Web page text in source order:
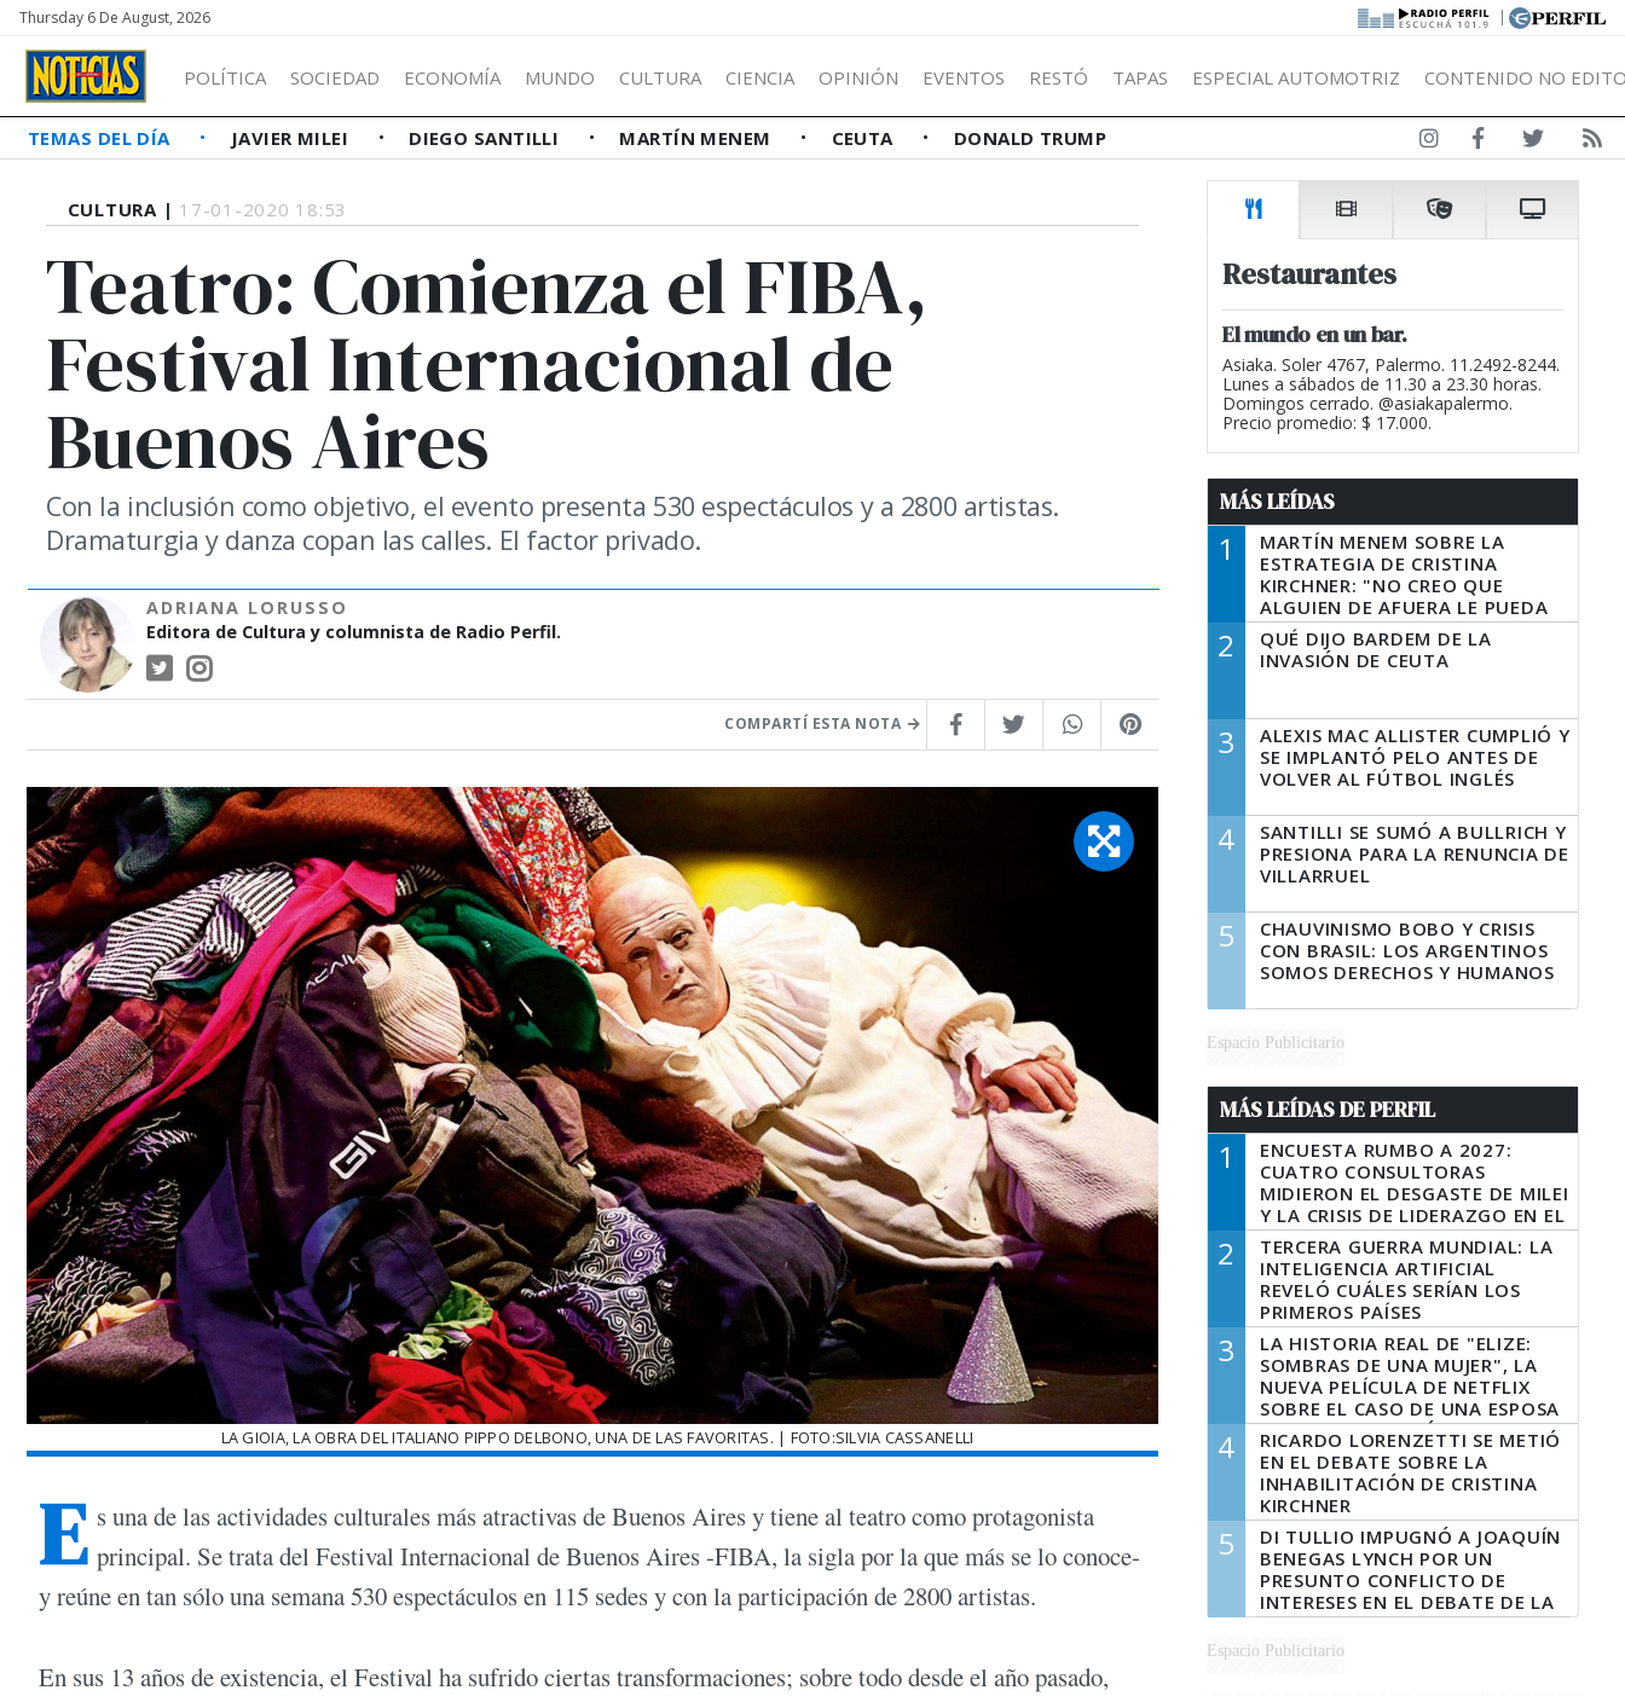
Thursday 6 De August, 2026 |
POLÍTICA SOCIEDAD ECONOMÍA MUNDO CULTURA CIENCIA OPINIÓN EVENTOS RESTÓ TAPAS ESPECIAL AUTOMOTRIZ CONTENIDO NO
TEMAS DEL DÍA JAVIER MILEI DIEGO SANTILLI MARTÍN MENEM CEUTA DONALD TRUMP
CULTURA | 17-01-2020 18:53
Teatro: Comienza el FIBA,
Festival Internacional de
Buenos Aires
Con la inclusión como objetivo, el evento presenta 530 espectáculos y a 2800 artistas.
Dramaturgia y danza copan las calles. El factor privado.
ADRIANA LORUSSO
Editora de Cultura y columnista de Radio Perfil.
COMPARTÍ ESTA NOTA
LA GIOIA, LA OBRA DEL ITALIANO PIPPO DELBONO, UNA DE LAS FAVORITAS. | FOTO:SILVIA CASSANELLI
E s una de las actividades culturales más atractivas de Buenos Aires y tiene al teatro como protagonista
principal. Se trata del Festival Internacional de Buenos Aires -FIBA, la sigla por la que más se lo conoce-
y reúne en tan sólo una semana 530 espectáculos en 115 sedes y con la participación de 2800 artistas.
En sus 13 años de existencia, el Festival ha sufrido ciertas transformaciones; sobre todo desde el año pasado,
Restaurantes
El mundo en un bar.
Asiaka. Soler 4767, Palermo. 11.2492-8244.
Lunes a sábados de 11.30 a 23.30 horas.
Domingos cerrado. @asiakapalermo.
Precio promedio: $ 17.000.
MÁS LEÍDAS
1
MARTÍN MENEM SOBRE LA
ESTRATEGIA DE CRISTINA
KIRCHNER: "NO CREO QUE
ALGUIEN DE AFUERA LE PUEDA
DECIR A LA JUSTICIA LO QUE
TIENE QUE HACER"
2
QUÉ DIJO BARDEM DE LA
INVASIÓN DE CEUTA
3
ALEXIS MAC ALLISTER CUMPLIÓ Y
SE IMPLANTÓ PELO ANTES DE
VOLVER AL FÚTBOL INGLÉS
4
SANTILLI SE SUMÓ A BULLRICH Y
PRESIONA PARA LA RENUNCIA DE
VILLARRUEL
5
CHAUVINISMO BOBO Y CRISIS
CON BRASIL: LOS ARGENTINOS
SOMOS DERECHOS Y HUMANOS
Espacio Publicitario
MÁS LEÍDAS DE PERFIL
1
ENCUESTA RUMBO A 2027:
CUATRO CONSULTORAS
MIDIERON EL DESGASTE DE MILEI
Y LA CRISIS DE LIDERAZGO EN EL
PERONISMO
2
TERCERA GUERRA MUNDIAL: LA
INTELIGENCIA ARTIFICIAL
REVELÓ CUÁLES SERÍAN LOS
PRIMEROS PAÍSES
LATINOAMERICANOS EN SER
DERROTADOS
3
LA HISTORIA REAL DE "ELIZE:
SOMBRAS DE UNA MUJER", LA
NUEVA PELÍCULA DE NETFLIX
SOBRE EL CASO DE UNA ESPOSA
QUE DESCUARTIZÓ A SU
MARIDO
4
RICARDO LORENZETTI SE METIÓ
EN EL DEBATE SOBRE LA
INHABILITACIÓN DE CRISTINA
KIRCHNER
5
DI TULLIO IMPUGNÓ A JOAQUÍN
BENEGAS LYNCH POR UN
PRESUNTO CONFLICTO DE
INTERESES EN EL DEBATE DE LA
LEY DE TIERRAS
Espacio Publicitario